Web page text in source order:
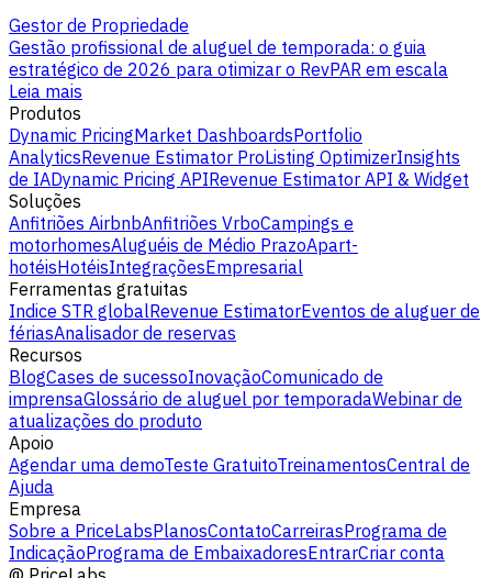
Gestor de Propriedade
Gestão profissional de aluguel de temporada: o guia
estratégico de 2026 para otimizar o RevPAR em escala
Leia mais
Produtos
Dynamic PricingMarket DashboardsPortfolio
AnalyticsRevenue Estimator ProListing OptimizerInsights
de IADynamic Pricing APIRevenue Estimator API & Widget
Soluções
Anfitriões AirbnbAnfitriões VrboCampings e
motorhomesAluguéis de Médio PrazoApart-
hotéisHotéisIntegraçõesEmpresarial
Ferramentas gratuitas
Indice STR globalRevenue EstimatorEventos de aluguer de
fériasAnalisador de reservas
Recursos
BlogCases de sucessoInovaçãoComunicado de
imprensaGlossário de aluguel por temporadaWebinar de
atualizações do produto
Apoio
Agendar uma demoTeste GratuitoTreinamentosCentral de
Ajuda
Empresa
Sobre a PriceLabsPlanosContatoCarreirasPrograma de
IndicaçãoPrograma de EmbaixadoresEntrarCriar conta